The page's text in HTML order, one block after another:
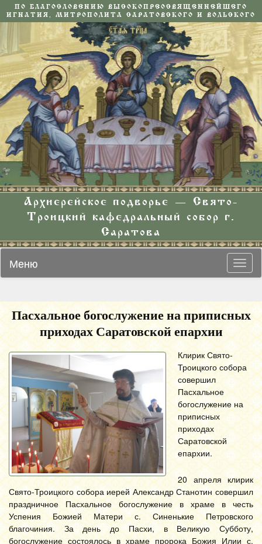
ПО БЛАГОСЛОВЕНИЮ ВЫСОКОПРЕОСВЯЩЕННЕЙШЕГО
ИГНАТИЯ, МИТРОПОЛИТА САРАТОВСКОГО И ВОЛЬСКОГО
Архиерейское подворье — Свято-
Троицкий кафедральный собор г.
Саратова
Меню
Пасхальное богослужение на приписных
приходах Саратовской епархии
Клирик Свято-
Троицкого собора
совершил
Пасхальное
богослужение на
приписных
приходах
Саратовской
епархии.
20 апреля клирик
Свято-Троицкого собора иерей Александр Станотин совершил
праздничное Пасхальное богослужение в храме в честь
Успения Божией Матери с. Синенькие Петровского
благочиния. За день до Пасхи, в Великую Субботу,
богослужение состоялось в храме пророка Божия Илии с.